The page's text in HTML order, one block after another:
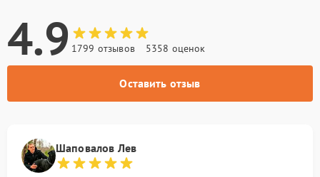
4.9 1799 отзывов 5358 оценок
Оставить отзыв
Шаповалов Лев